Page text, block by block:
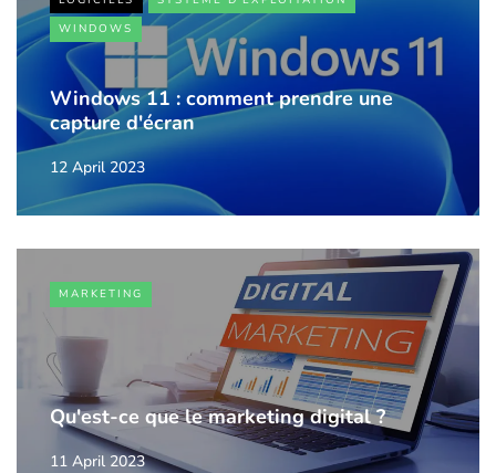
WINDOWS
Windows 11 : comment prendre une
capture d'écran
12 April 2023
MARKETING
Qu'est-ce que le marketing digital ?
11 April 2023